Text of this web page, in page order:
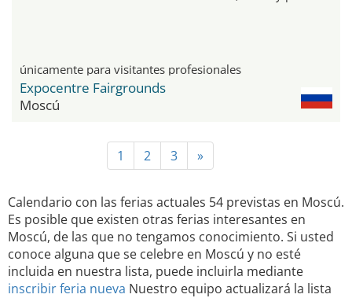
únicamente para visitantes profesionales
Expocentre Fairgrounds
Moscú
1 2 3 »
Calendario con las ferias actuales 54 previstas en Moscú.
Es posible que existen otras ferias interesantes en
Moscú, de las que no tengamos conocimiento. Si usted
conoce alguna que se celebre en Moscú y no esté
incluida en nuestra lista, puede incluirla mediante
inscribir feria nueva Nuestro equipo actualizará la lista